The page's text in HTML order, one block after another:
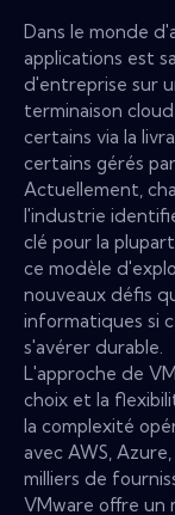
Dans le monde
applications est
d'entreprise sur
terminaison
certains via la
certains gérés
Actuellement,
l'industrie
clé pour la
ce modèle
nouveaux défis
informatiques si
s'avérer durable.
L'approche de
choix et la
la complexité
avec AWS,
milliers de
VMware offre un